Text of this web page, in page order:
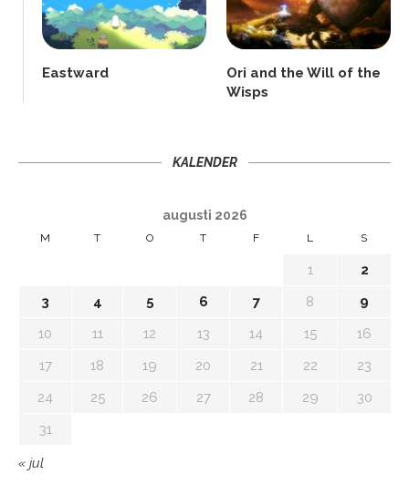
Eastward
Ori and the Will of the
Wisps
KALENDER
augusti 2026
M T O T F L S
1
2
3
4 5 6 7 8
9
10
11 12 13 14 15
16
17
18 19 20 21 22
23
24
25 26 27 28 29
30
31
« jul